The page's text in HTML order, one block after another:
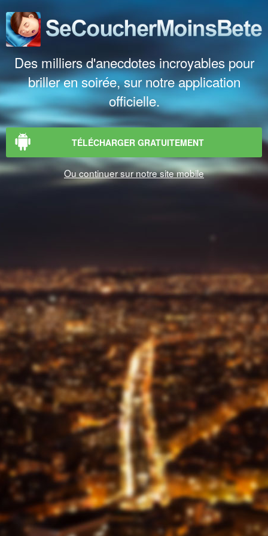
Des milliers d'anecdotes incroyables pour
briller en soirée, sur notre application
officielle.
TÉLÉCHARGER GRATUITEMENT
Ou continuer sur notre site mobile